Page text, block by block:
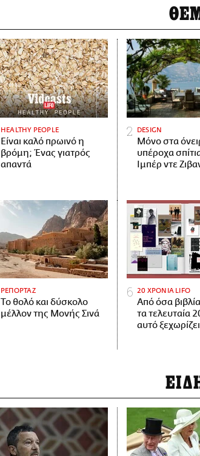
HEALTHY PEOPLE
Είναι καλό πρωινό η
βρόμη; Ένας γιατρός
απαντά
DESIGN
Μόνο στα
υπέροχα
Ιμπέρ ντε
ΡΕΠΟΡΤΑΖ
Το θολό και δύσκολο
μέλλον της Μονής Σινά
20 ΧΡΟΝΙΑ LIFO
Από όσα
τα τελευταία
αυτό